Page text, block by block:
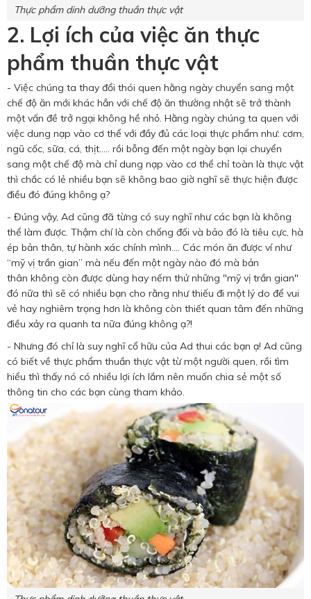
Thực phẩm dinh dưỡng thuần thực vật
2. Lợi ích của việc ăn thực
phẩm thuần thực vật
- Việc chúng ta thay đổi thói quen hằng ngày chuyển sang một
chế độ ăn mới khác hẳn với chế độ ăn thường nhật sẽ trở thành
một vấn đề trở ngại không hề nhỏ. Hằng ngày chúng ta quen với
việc dung nạp vào cơ thể với đầy đủ các loại thực phẩm như: cơm,
ngũ cốc, sữa, cá, thịt..... rồi bỗng đến một ngày bạn lại chuyển
sang một chế độ mà chỉ dung nạp vào cơ thể chỉ toàn là thực vật
thì chắc có lẻ nhiều bạn sẽ không bao giờ nghĩ sẽ thực hiện được
điều đó đúng không ạ?
- Đúng vậy, Ad cũng đã từng có suy nghĩ như các bạn là không
thể làm được. Thậm chí là còn chống đối và bảo đó là tiêu cực, hà
ép bản thân, tự hành xác chính mình.... Các món ăn được ví như
“mỹ vị trần gian” mà nếu đến một ngày nào đó mà bản
thân không còn được dùng hay nếm thử những "mỹ vị trần gian"
đó nữa thì sẽ có nhiều bạn cho rằng như thiếu đi một lý do để vui
vẻ hay nghiêm trọng hơn là không còn thiết quan tâm đến những
điều xảy ra quanh ta nữa đúng không ạ?!
- Nhưng đó chỉ là suy nghĩ cổ hữu của Ad thui các bạn ạ! Ad cũng
có biết về thực phẩm thuần thực vật từ một người quen, rồi tìm
hiểu thì thấy nó có nhiều lợi ích lắm nên muốn chia sẻ một số
thông tin cho các bạn cùng tham khảo.